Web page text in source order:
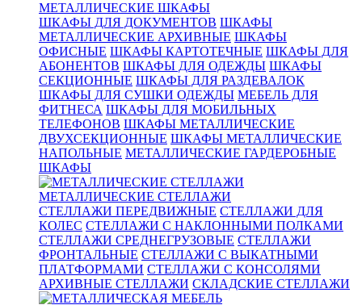
МЕТАЛЛИЧЕСКИЕ ШКАФЫ
ШКАФЫ ДЛЯ ДОКУМЕНТОВ ШКАФЫ
МЕТАЛЛИЧЕСКИЕ АРХИВНЫЕ ШКАФЫ
ОФИСНЫЕ ШКАФЫ КАРТОТЕЧНЫЕ ШКАФЫ ДЛЯ
АБОНЕНТОВ ШКАФЫ ДЛЯ ОДЕЖДЫ ШКАФЫ
СЕКЦИОННЫЕ ШКАФЫ ДЛЯ РАЗДЕВАЛОК
ШКАФЫ ДЛЯ СУШКИ ОДЕЖДЫ МЕБЕЛЬ ДЛЯ
ФИТНЕСА ШКАФЫ ДЛЯ МОБИЛЬНЫХ
ТЕЛЕФОНОВ ШКАФЫ МЕТАЛЛИЧЕСКИЕ
ДВУХСЕКЦИОННЫЕ ШКАФЫ МЕТАЛЛИЧЕСКИЕ
НАПОЛЬНЫЕ МЕТАЛЛИЧЕСКИЕ ГАРДЕРОБНЫЕ
ШКАФЫ
МЕТАЛЛИЧЕСКИЕ СТЕЛЛАЖИ
СТЕЛЛАЖИ ПЕРЕДВИЖНЫЕ СТЕЛЛАЖИ ДЛЯ
КОЛЕС СТЕЛЛАЖИ С НАКЛОННЫМИ ПОЛКАМИ
СТЕЛЛАЖИ СРЕДНЕГРУЗОВЫЕ СТЕЛЛАЖИ
ФРОНТАЛЬНЫЕ СТЕЛЛАЖИ С ВЫКАТНЫМИ
ПЛАТФОРМАМИ СТЕЛЛАЖИ С КОНСОЛЯМИ
АРХИВНЫЕ СТЕЛЛАЖИ СКЛАДСКИЕ СТЕЛЛАЖИ